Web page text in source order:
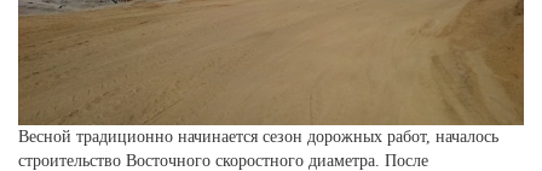
Весной традиционно начинается сезон дорожных работ, началось
строительство Восточного скоростного диаметра. После